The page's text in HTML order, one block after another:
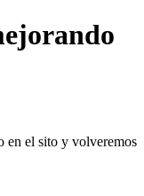
en el sito y volveremos